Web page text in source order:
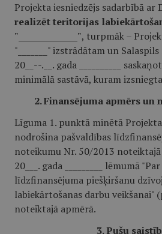
Projekta iesniedzējs sadarbībā ar
realizēt teritorijas
"______________", turpmāk –
"_______" izstrādātam un
20__--.__. gada __________
minimālā sastāvā, kuram
2. Finansējuma apmērs un
Līguma 1. punktā minētā
nodrošina pašvaldības
noteikumu Nr. 50/2013
20___. gada _________ lēmumā
līdzfinansējuma piešķiršanu
labiekārtošanas darbu veikšanai"
noteiktajā apmērā.
3. Pušu